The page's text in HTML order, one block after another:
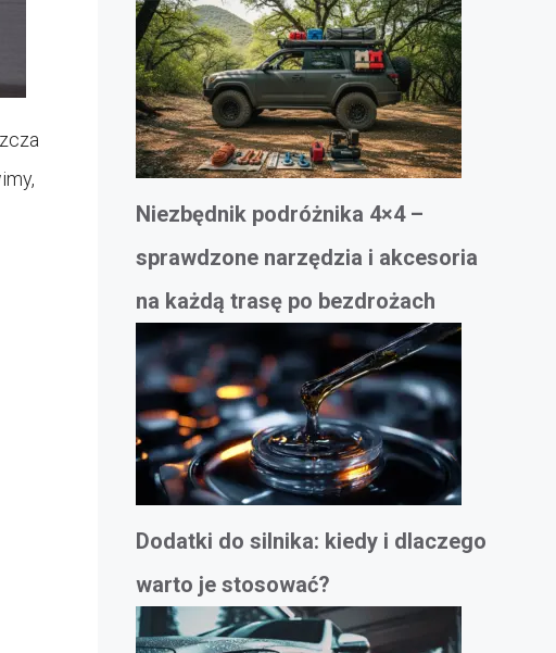
Niezbędnik podróżnika 4×4 –
sprawdzone narzędzia i akcesoria
na każdą trasę po bezdrożach
Dodatki do silnika: kiedy i dlaczego
warto je stosować?